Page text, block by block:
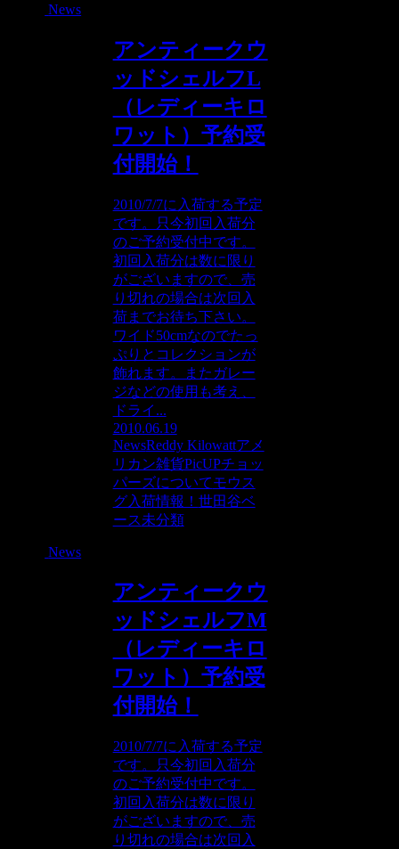
News
アンティークウ
ッドシェルフL
（レディーキロ
ワット）予約受
付開始！
2010/7/7に入荷する予定
です。只今初回入荷分
のご予約受付中です。
初回入荷分は数に限り
がございますので、売
り切れの場合は次回入
荷までお待ち下さい。
ワイド50cmなのでたっ
ぷりとコレクションが
飾れます。またガレー
ジなどの使用も考え、
ドライ...
2010.06.19
NewsReddy Kilowattアメ
リカン雑貨PicUPチョッ
パーズについてモウス
グ入荷情報！ 世田谷ベ
ース未分類
News
アンティークウ
ッドシェルフM
（レディーキロ
ワット）予約受
付開始！
2010/7/7に入荷する予定
です。只今初回入荷分
のご予約受付中です。
初回入荷分は数に限り
がございますので、売
り切れの場合は次回入